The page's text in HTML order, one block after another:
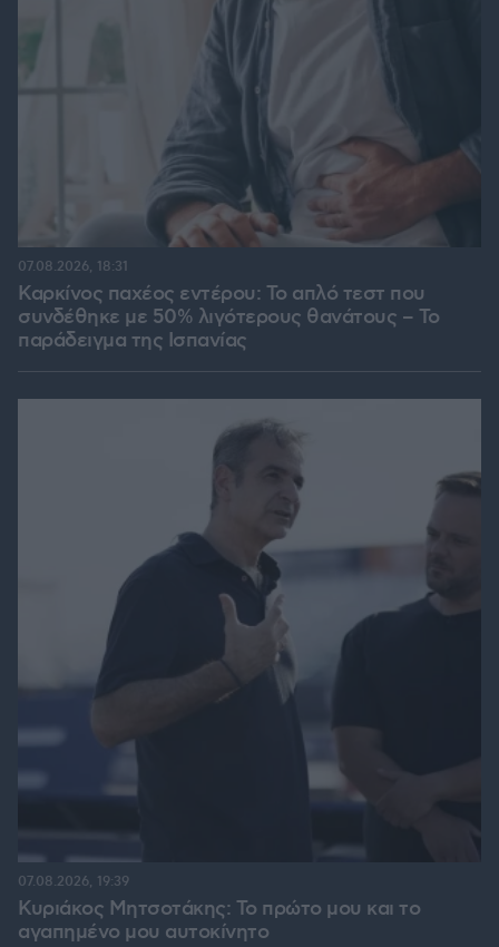
Καρκίνος παχέος εντέρου: Το απλό τεστ που
συνδέθηκε με 50% λιγότερους θανάτους – Το
παράδειγμα της Ισπανίας
07.08.2026, 18:31
Κυριάκος Μητσοτάκης: Το πρώτο μου και το
αγαπημένο μου αυτοκίνητο
07.08.2026, 19:39